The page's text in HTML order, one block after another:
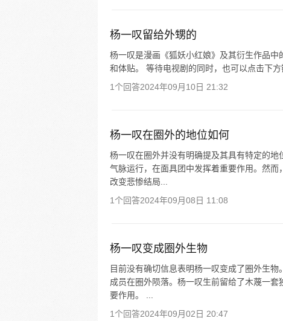
杨一叹留给外甥的
杨一叹是漫画《狐妖小红娘》及其衍生作品
和体贴。 等待电视剧的同时，也可以点击下
1个回答2024年09月10日 21:32
杨一叹在圈外的地位如何
杨一叹在圈外并没有明确提及其具有特定的
气脉运行，在面具团中发挥着重要作用。然
改变悲惨结局...
1个回答2024年09月08日 11:08
杨一叹变成圈外生物
目前没有确切信息表明杨一叹变成了圈外生
成员在圈外陨落。杨一叹生前留给了木蔑一
要作用。 ...
1个回答2024年09月02日 20:47